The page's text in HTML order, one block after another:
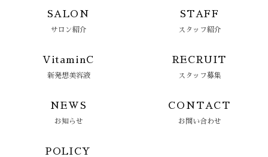
SALON
サロン紹介
STAFF
スタッフ紹介
VitaminC
新発想美容液
RECRUIT
スタッフ募集
NEWS
お知らせ
CONTACT
お問い合わせ
POLICY